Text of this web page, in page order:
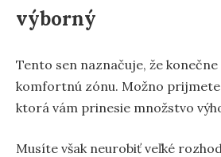
výborný
Tento sen naznačuje, že
komfortnú zónu. Možno
ktorá vám prinesie množstvo
Musíte však neurobiť veľké